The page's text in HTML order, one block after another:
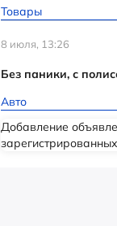
Товары
8 июля, 13:26
Без паники, с
Авто
Добавление